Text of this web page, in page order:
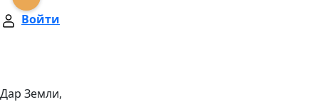
Войти
Дар Земли,